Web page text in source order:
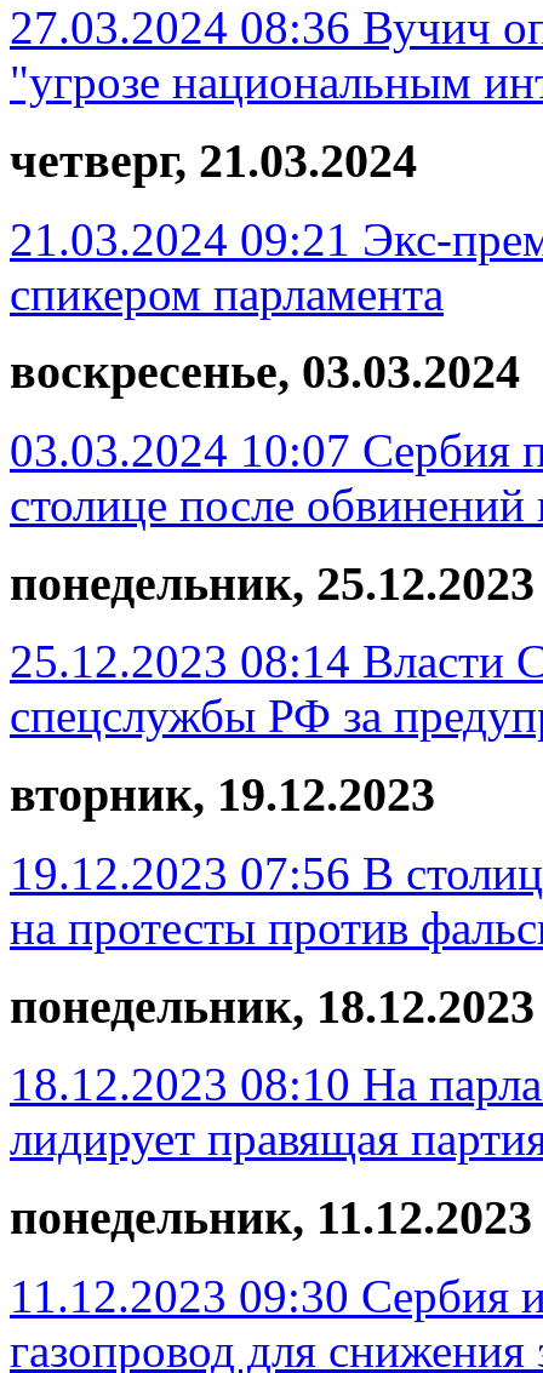
27.03.2024 08:36 Вучич
"угрозе национальным
четверг, 21.03.2024
21.03.2024 09:21 Экс-
спикером парламента
воскресенье, 03.03.2024
03.03.2024 10:07 Сербия
столице после
понедельник, 25.12.2023
25.12.2023 08:14 Власти
спецслужбы РФ за
вторник, 19.12.2023
19.12.2023 07:56 В
на протесты против
понедельник, 18.12.2023
18.12.2023 08:10 На
лидирует правящая
понедельник, 11.12.2023
11.12.2023 09:30 Сербия
газопровод для